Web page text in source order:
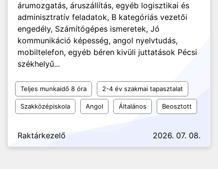
árumozgatás, áruszállítás, egyéb logisztikai és
adminisztratív feladatok, B kategóriás vezetői
engedély, Számítógépes ismeretek, Jó
kommunikáció képesség, angol nyelvtudás,
mobiltelefon, egyéb béren kivüli juttatások Pécsi
székhelyű...
Teljes munkaidő 8 óra 2-4 év szakmai tapasztalat
Szakközépiskola Angol Általános Beosztott
Raktárkezelő 2026. 07. 08.